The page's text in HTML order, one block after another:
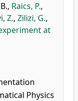
, Raics, P.,
Z., Zilizi, G.,
at
Physics